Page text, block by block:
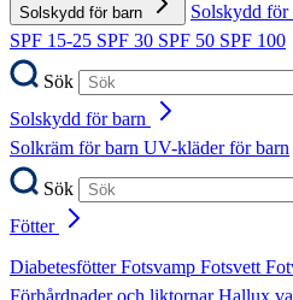
Solskydd för barn Solskydd för
SPF 15-25 SPF 30 SPF 50 SPF 100
Sök
Solskydd för barn
Solkräm för barn UV-kläder för barn
Sök
Fötter
DiabetesfötterFotsvamp Fotsvett